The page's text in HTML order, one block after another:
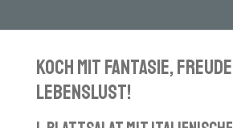
Koch mit Fantasie,
Lebenslust!